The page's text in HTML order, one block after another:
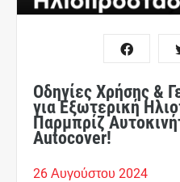
Οδηγίες Χρήσης &
για Εξωτερική
Παρμπρίζ
Autocover!
26 Αυγούστου 2024